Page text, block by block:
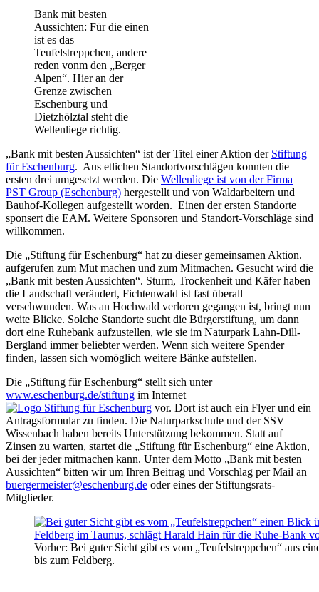
Bank mit besten
Aussichten: Für die einen
ist es das
Teufelstreppchen, andere
reden vonm den „Berger
Alpen“. Hier an der
Grenze zwischen
Eschenburg und
Dietzhölztal steht die
Wellenliege richtig.
„Bank mit besten Aussichten“ ist der Titel einer Aktion der Stiftung
für Eschenburg. Aus etlichen Standortvorschlägen konnten die
ersten drei umgesetzt werden. Die Wellenliege ist von der Firma
PST Group (Eschenburg) hergestellt und von Waldarbeitern und
Bauhof-Kollegen aufgestellt worden. Einen der ersten Standorte
sponsert die EAM. Weitere Sponsoren und Standort-Vorschläge sind
willkommen.
Die „Stiftung für Eschenburg“ hat zu dieser gemeinsamen Aktion.
aufgerufen zum Mut machen und zum Mitmachen. Gesucht wird die
„Bank mit besten Aussichten“. Sturm, Trockenheit und Käfer haben
die Landschaft verändert, Fichtenwald ist fast überall
verschwunden. Was an Hochwald verloren gegangen ist, bringt nun
weite Blicke. Solche Standorte sucht die Bürgerstiftung, um dann
dort eine Ruhebank aufzustellen, wie sie im Naturpark Lahn-Dill-
Bergland immer beliebter werden. Wenn sich weitere Spender
finden, lassen sich womöglich weitere Bänke aufstellen.
Die „Stiftung für Eschenburg“ stellt sich unter
www.eschenburg.de/stiftung im Internet
vor. Dort ist auch ein Flyer und ein
Antragsformular zu finden. Die Naturparkschule und der SSV
Wissenbach haben bereits Unterstützung bekommen. Statt auf
Zinsen zu warten, startet die „Stiftung für Eschenburg“ eine Aktion,
bei der jeder mitmachen kann. Unter dem Motto „Bank mit besten
Aussichten“ bitten wir um Ihren Beitrag und Vorschlag per Mail an
buergermeister@eschenburg.de oder eines der Stiftungsrats-
Mitglieder.
Vorher: Bei guter Sicht gibt es vom „Teufelstreppchen“ aus
bis zum Feldberg.